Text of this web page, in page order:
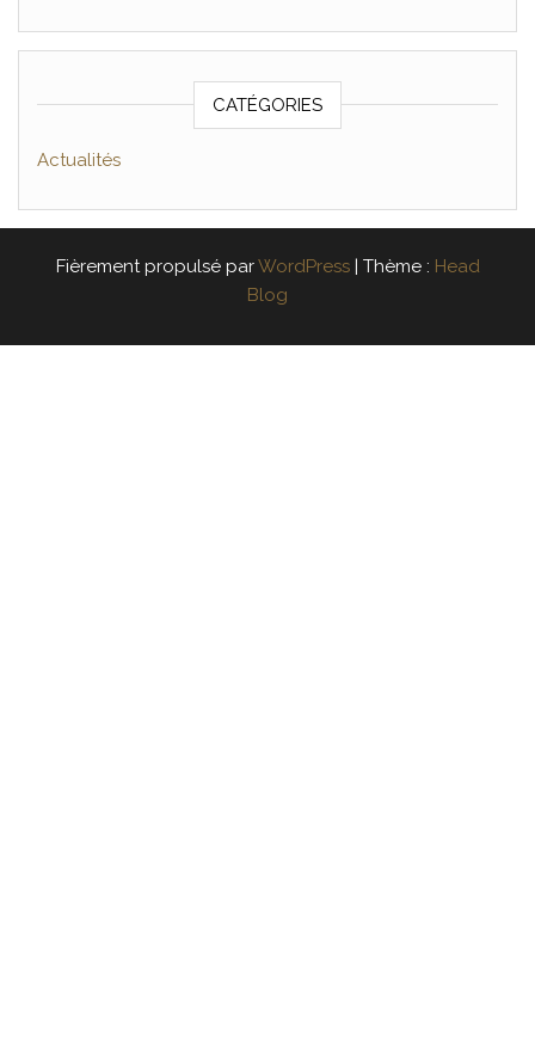
CATÉGORIES
Actualités
Fièrement propulsé parWordPress Thème : Head
Blog